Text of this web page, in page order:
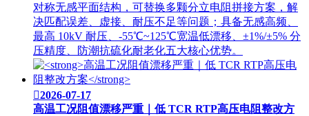
对称无感平面结构，可替换多颗分立电阻拼接方案，解
决匹配误差、虚接、耐压不足等问题；具备无感高频、
最高 10kV 耐压、-55℃~125℃宽温低漂移、±1%/±5% 分
压精度、防潮抗硫化耐老化五大核心优势。
2026-07-17
高温工况阻值漂移严重｜低 TCR RTP高压电阻整改方